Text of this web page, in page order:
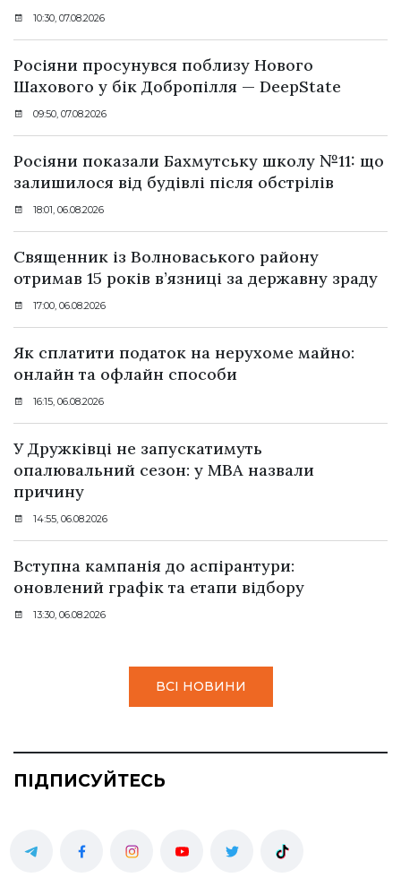
10:30, 07.08.2026
Росіяни просунувся поблизу Нового
Шахового у бік Добропілля — DeepState
09:50, 07.08.2026
Росіяни показали Бахмутську школу №11: що
залишилося від будівлі після обстрілів
18:01, 06.08.2026
Священник із Волноваського району
отримав 15 років в’язниці за державну зраду
17:00, 06.08.2026
Як сплатити податок на нерухоме майно:
онлайн та офлайн способи
16:15, 06.08.2026
У Дружківці не запускатимуть
опалювальний сезон: у МВА назвали
причину
14:55, 06.08.2026
Вступна кампанія до аспірантури:
оновлений графік та етапи відбору
13:30, 06.08.2026
ВСІ НОВИНИ
ПІДПИСУЙТЕСЬ